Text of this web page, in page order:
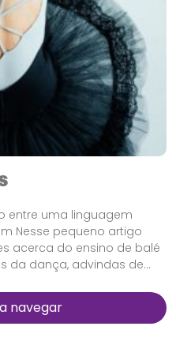
entre uma linguagem
Nesse pequeno artigo
acerca do ensino de balé
da dança, advindas de...
navegar